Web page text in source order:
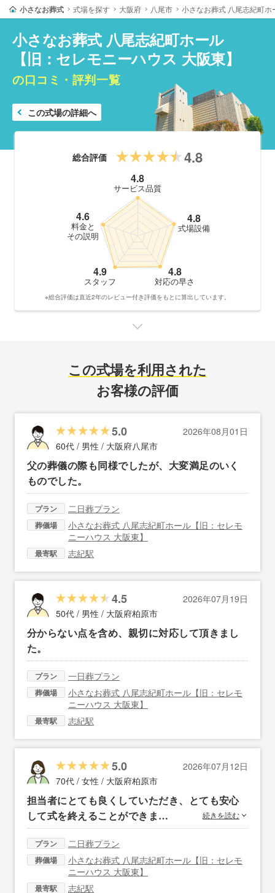
小さなお葬式 式場を探す 大阪府 八尾市 小さなお葬式 八尾志紀町
小さなお葬式 八尾志紀町ホール
【旧：セレモニーハウス 大阪東】
の口コミ・評判一覧
この式場の詳細へ
総合評価 4.8
4.8
サービス品質
4.8
式場設備
4.8
対応の早さ
4.9
スタッフ
4.6
料金と
その説明
※総合評価は直近2年のレビュー付き評価をもとに算出しています。
この式場を利用された
お客様の評価
5.0
2026年08月01日
60代 / 男性 / 大阪府八尾市
父の葬儀の際も同様でしたが、大変満足のいく
ものでした。
プラン 二日葬プラン
葬儀場
小さなお葬式 八尾志紀町ホール【旧：セレモ
ニーハウス 大阪東】
最寄駅 志紀駅
4.5
2026年07月19日
50代 / 男性 / 大阪府柏原市
分からない点を含め、親切に対応して頂きまし
た。
プラン 一日葬プラン
葬儀場
小さなお葬式 八尾志紀町ホール【旧：セレモ
ニーハウス 大阪東】
最寄駅 志紀駅
5.0
2026年07月12日
70代 / 女性 / 大阪府柏原市
担当者にとても良くしていただき、とても安心
して式を終えることができま…
続きを読む
プラン 二日葬プラン
葬儀場
小さなお葬式 八尾志紀町ホール【旧：セレモ
ニーハウス 大阪東】
最寄駅 志紀駅